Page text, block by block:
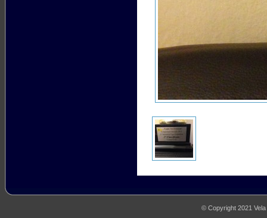
© Copyright 2021